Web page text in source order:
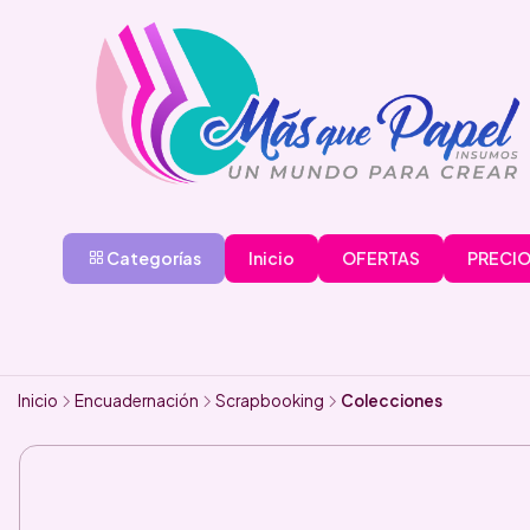
Categorías Inicio OFERTAS
Inicio Encuadernación Scrapbooking Colecciones